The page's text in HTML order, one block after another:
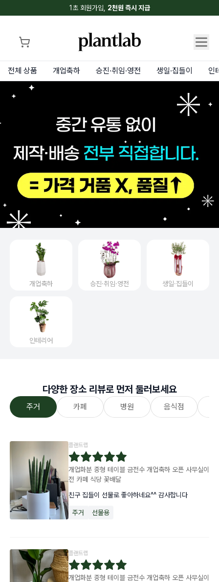
플랜트랩 | 플랜트 & 플라워 쇼핑부터 케어 서비스까지
1초 회원가입, 2천원 즉시 지급
전체 상품 개업축하 승진·취임·영전 생일·집들이 인
개업축하 승진·취임·영전 생일·집들이
인테리어
다양한 장소 리뷰로 먼저 둘러보세요
주거 카페 병원 음식점
플랜트랩
개업화분 중형 테이블 금전수 개업축하 오픈 사무실이
전 카페 식당 꽃배달
친구 집들이 선물로 좋아하네요^^ 감사합니다
주거 선물용
플랜트랩
개업화분 중형 테이블 금전수 개업축하 오픈 사무실이